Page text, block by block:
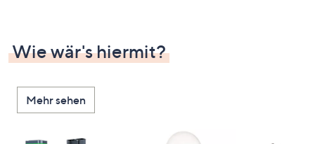
Wie wär's hiermit?
Mehr sehen